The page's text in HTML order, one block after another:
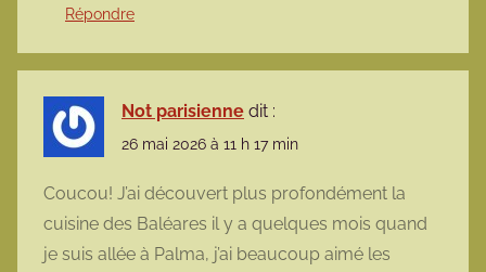
Répondre
Not parisienne dit :
26 mai 2026 à 11 h 17 min
Coucou! J’ai découvert plus profondément la
cuisine des Baléares il y a quelques mois quand
je suis allée à Palma, j’ai beaucoup aimé les